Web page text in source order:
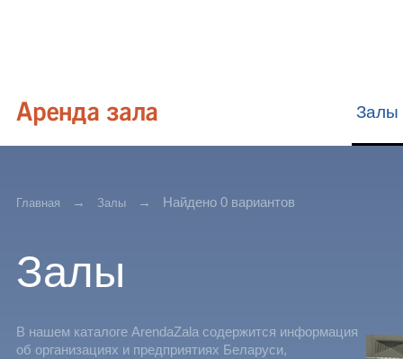
Залы
Главная Залы Найдено 0 вариантов
Залы
В нашем каталоге ArendaZala содержится информация
об организациях и предприятиях Беларуси,